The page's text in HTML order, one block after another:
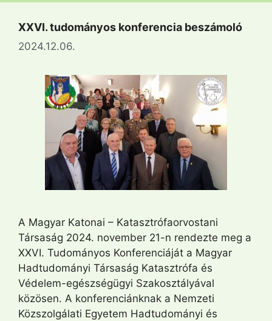
XXVI. tudományos konferencia beszámoló
2024.12.06.
A Magyar Katonai – Katasztrófaorvostani
Társaság 2024. november 21-n rendezte meg a
XXVI. Tudományos Konferenciáját a Magyar
Hadtudományi Társaság Katasztrófa és
Védelem-egészségügyi Szakosztályával
közösen. A konferenciánknak a Nemzeti
Közszolgálati Egyetem Hadtudományi és